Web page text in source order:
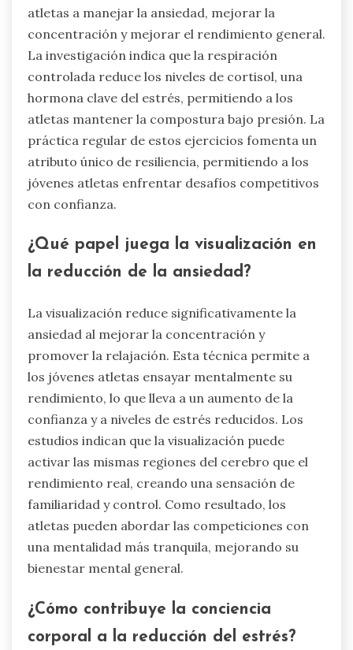
atletas a manejar la ansiedad, mejorar la
concentración y mejorar el rendimiento general.
La investigación indica que la respiración
controlada reduce los niveles de cortisol, una
hormona clave del estrés, permitiendo a los
atletas mantener la compostura bajo presión. La
práctica regular de estos ejercicios fomenta un
atributo único de resiliencia, permitiendo a los
jóvenes atletas enfrentar desafíos competitivos
con confianza.
¿Qué papel juega la visualización en
la reducción de la ansiedad?
La visualización reduce significativamente la
ansiedad al mejorar la concentración y
promover la relajación. Esta técnica permite a
los jóvenes atletas ensayar mentalmente su
rendimiento, lo que lleva a un aumento de la
confianza y a niveles de estrés reducidos. Los
estudios indican que la visualización puede
activar las mismas regiones del cerebro que el
rendimiento real, creando una sensación de
familiaridad y control. Como resultado, los
atletas pueden abordar las competiciones con
una mentalidad más tranquila, mejorando su
bienestar mental general.
¿Cómo contribuye la conciencia
corporal a la reducción del estrés?